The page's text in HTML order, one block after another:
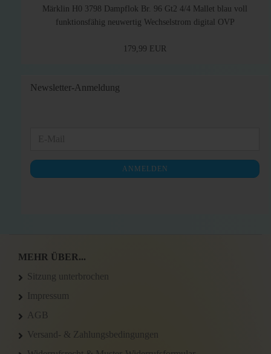
Märklin H0 3798 Dampflok Br. 96 Gt2 4/4 Mallet blau voll
funktionsfähig neuwertig Wechselstrom digital OVP
179,99 EUR
Newsletter-Anmeldung
NEWSLETTER-
ANMELDUNG
ANMELDEN
MEHR ÜBER...
Sitzung unterbrochen
Impressum
AGB
Versand- & Zahlungsbedingungen